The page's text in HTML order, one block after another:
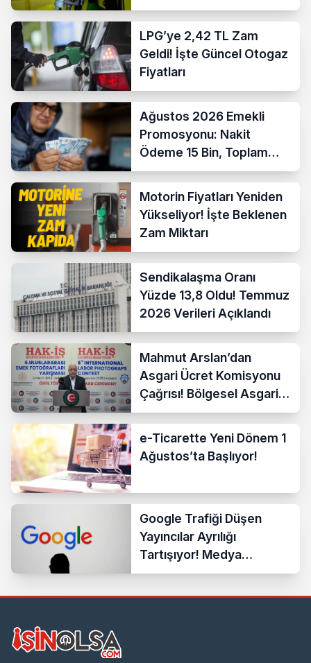
İndirim Bekleniyor
LPG’ye 2,42 TL Zam
Geldi! İşte Güncel Otogaz
Fiyatları
Ağustos 2026 Emekli
Promosyonu: Nakit
Ödeme 15 Bin, Toplam
Fırsat 35 Bin TL’ye Çıktı
Motorin Fiyatları Yeniden
Yükseliyor! İşte Beklenen
Zam Miktarı
Sendikalaşma Oranı
Yüzde 13,8 Oldu! Temmuz
2026 Verileri Açıklandı
Mahmut Arslan’dan
Asgari Ücret Komisyonu
Çağrısı! Bölgesel Asgari
Ücrete Sert Tepki
e-Ticarette Yeni Dönem 1
Ağustos’ta Başlıyor!
Google Trafiği Düşen
Yayıncılar Ayrılığı
Tartışıyor! Medya
Sektöründe Yeni Dönem